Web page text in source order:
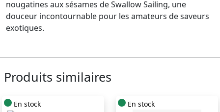
nougatines aux sésames de Swallow Sailing, une
douceur incontournable pour les amateurs de saveurs
exotiques.
Produits similaires
En stock En stock